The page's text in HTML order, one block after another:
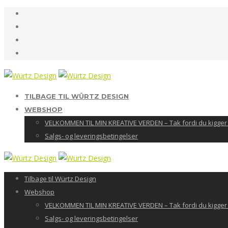
TILBAGE TIL WÜRTZ DESIGN
WEBSHOP
VELKOMMEN TIL MIN KREATIVE VERDEN – Tak fordi du
Salgs- og leveringsbetingelser
Tilbage til Würtz Design
Webshop
VELKOMMEN TIL MIN KREATIVE VERDEN – Tak fordi du
Salgs- og leveringsbetingelser